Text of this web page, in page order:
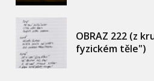
OBRAZ 222 (z
fyzickém těle")